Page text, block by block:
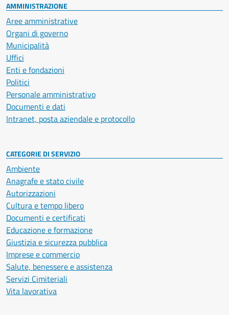
AMMINISTRAZIONE
Aree amministrative
Organi di governo
Municipalità
Uffici
Enti e fondazioni
Politici
Personale amministrativo
Documenti e dati
Intranet, posta aziendale e protocollo
CATEGORIE DI SERVIZIO
Ambiente
Anagrafe e stato civile
Autorizzazioni
Cultura e tempo libero
Documenti e certificati
Educazione e formazione
Giustizia e sicurezza pubblica
Imprese e commercio
Salute, benessere e assistenza
Servizi Cimiteriali
Vita lavorativa